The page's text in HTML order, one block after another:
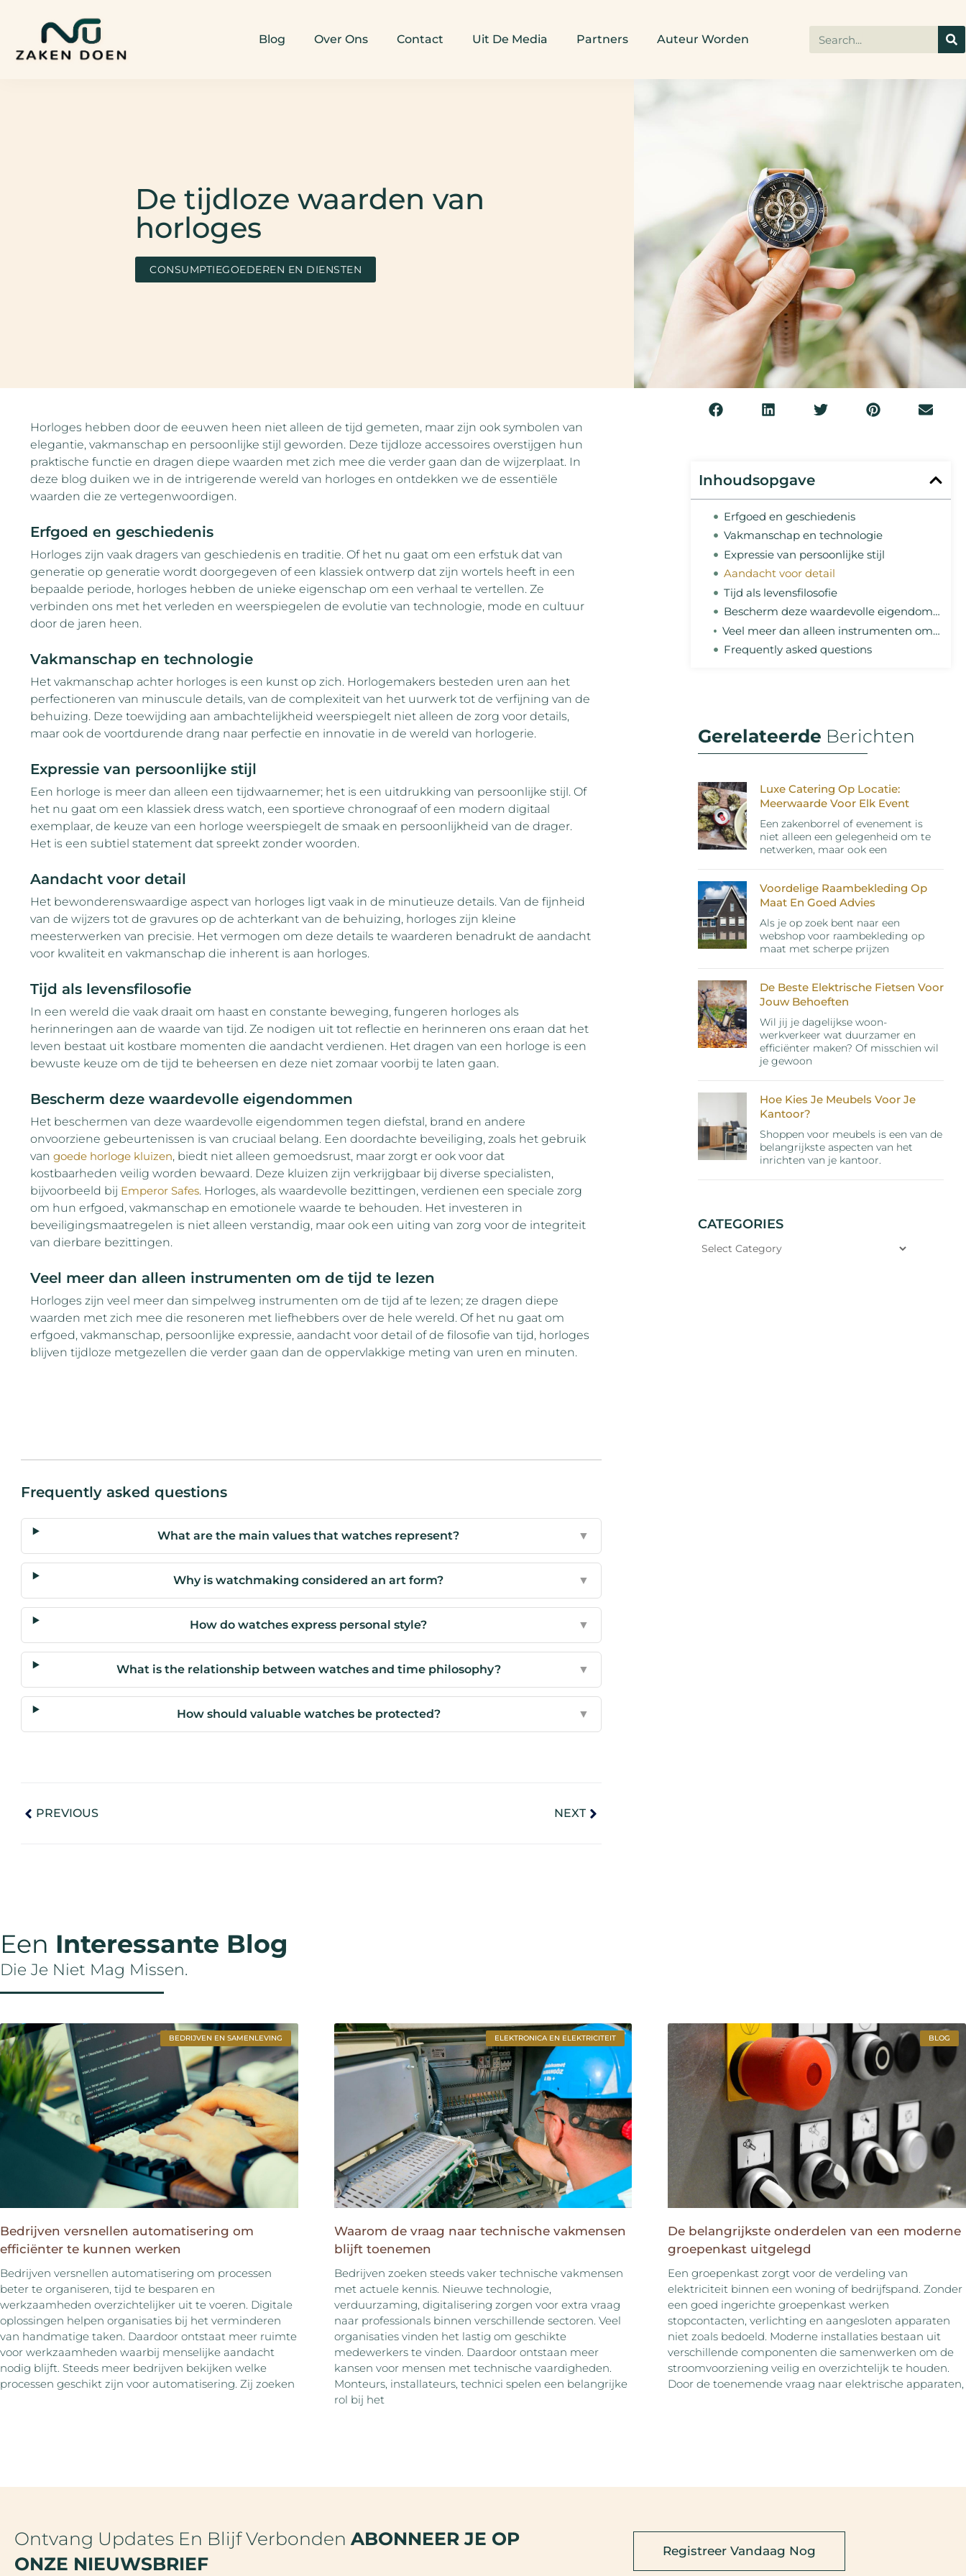
Blog Over Ons Contact Uit De Media Partners Auteur Worden
De tijdloze waarden van
horloges
CONSUMPTIEGOEDEREN EN DIENSTEN
Horloges hebben door de eeuwen heen niet alleen de tijd gemeten, maar zijn ook symbolen van
elegantie, vakmanschap en persoonlijke stijl geworden. Deze tijdloze accessoires overstijgen hun
praktische functie en dragen diepe waarden met zich mee die verder gaan dan de wijzerplaat. In
deze blog duiken we in de intrigerende wereld van horloges en ontdekken we de essentiële
waarden die ze vertegenwoordigen.
Erfgoed en geschiedenis
Horloges zijn vaak dragers van geschiedenis en traditie. Of het nu gaat om een erfstuk dat van
generatie op generatie wordt doorgegeven of een klassiek ontwerp dat zijn wortels heeft in een
bepaalde periode, horloges hebben de unieke eigenschap om een verhaal te vertellen. Ze
verbinden ons met het verleden en weerspiegelen de evolutie van technologie, mode en cultuur
door de jaren heen.
Vakmanschap en technologie
Het vakmanschap achter horloges is een kunst op zich. Horlogemakers besteden uren aan het
perfectioneren van minuscule details, van de complexiteit van het uurwerk tot de verfijning van de
behuizing. Deze toewijding aan ambachtelijkheid weerspiegelt niet alleen de zorg voor details,
maar ook de voortdurende drang naar perfectie en innovatie in de wereld van horlogerie.
Expressie van persoonlijke stijl
Een horloge is meer dan alleen een tijdwaarnemer; het is een uitdrukking van persoonlijke stijl. Of
het nu gaat om een klassiek dress watch, een sportieve chronograaf of een modern digitaal
exemplaar, de keuze van een horloge weerspiegelt de smaak en persoonlijkheid van de drager.
Het is een subtiel statement dat spreekt zonder woorden.
Aandacht voor detail
Het bewonderenswaardige aspect van horloges ligt vaak in de minutieuze details. Van de fijnheid
van de wijzers tot de gravures op de achterkant van de behuizing, horloges zijn kleine
meesterwerken van precisie. Het vermogen om deze details te waarderen benadrukt de aandacht
voor kwaliteit en vakmanschap die inherent is aan horloges.
Tijd als levensfilosofie
In een wereld die vaak draait om haast en constante beweging, fungeren horloges als
herinneringen aan de waarde van tijd. Ze nodigen uit tot reflectie en herinneren ons eraan dat het
leven bestaat uit kostbare momenten die aandacht verdienen. Het dragen van een horloge is een
bewuste keuze om de tijd te beheersen en deze niet zomaar voorbij te laten gaan.
Bescherm deze waardevolle eigendommen
Het beschermen van deze waardevolle eigendommen tegen diefstal, brand en andere
onvoorziene gebeurtenissen is van cruciaal belang. Een doordachte beveiliging, zoals het gebruik
van goede horloge kluizen, biedt niet alleen gemoedsrust, maar zorgt er ook voor dat
kostbaarheden veilig worden bewaard. Deze kluizen zijn verkrijgbaar bij diverse specialisten,
bijvoorbeeld bij Emperor Safes. Horloges, als waardevolle bezittingen, verdienen een speciale zorg
om hun erfgoed, vakmanschap en emotionele waarde te behouden. Het investeren in
beveiligingsmaatregelen is niet alleen verstandig, maar ook een uiting van zorg voor de integriteit
van dierbare bezittingen.
Veel meer dan alleen instrumenten om de tijd te lezen
Horloges zijn veel meer dan simpelweg instrumenten om de tijd af te lezen; ze dragen diepe
waarden met zich mee die resoneren met liefhebbers over de hele wereld. Of het nu gaat om
erfgoed, vakmanschap, persoonlijke expressie, aandacht voor detail of de filosofie van tijd, horloges
blijven tijdloze metgezellen die verder gaan dan de oppervlakkige meting van uren en minuten.
Frequently asked questions
What are the main values that watches represent? ▼
Why is watchmaking considered an art form? ▼
How do watches express personal style? ▼
What is the relationship between watches and time philosophy? ▼
How should valuable watches be protected? ▼
PREVIOUS NEXT
Inhoudsopgave
Erfgoed en geschiedenis
Vakmanschap en technologie
Expressie van persoonlijke stijl
Aandacht voor detail
Tijd als levensfilosofie
Bescherm deze waardevolle eigendommen
Veel meer dan alleen instrumenten om de tijd te lezen
Frequently asked questions
Gerelateerde Berichten
Luxe Catering Op Locatie:
Meerwaarde Voor Elk Event
Een zakenborrel of evenement is
niet alleen een gelegenheid om te
netwerken, maar ook een
Voordelige Raambekleding Op
Maat En Goed Advies
Als je op zoek bent naar een
webshop voor raambekleding op
maat met scherpe prijzen
De Beste Elektrische Fietsen Voor
Jouw Behoeften
Wil jij je dagelijkse woon-
werkverkeer wat duurzamer en
efficiënter maken? Of misschien wil
je gewoon
Hoe Kies Je Meubels Voor Je
Kantoor?
Shoppen voor meubels is een van de
belangrijkste aspecten van het
inrichten van je kantoor.
CATEGORIES
Een Interessante Blog
Die Je Niet Mag Missen.
BEDRIJVEN EN SAMENLEVING
Bedrijven versnellen automatisering om
efficiënter te kunnen werken
Bedrijven versnellen automatisering om processen
beter te organiseren, tijd te besparen en
werkzaamheden overzichtelijker uit te voeren. Digitale
oplossingen helpen organisaties bij het verminderen
van handmatige taken. Daardoor ontstaat meer ruimte
voor werkzaamheden waarbij menselijke aandacht
nodig blijft. Steeds meer bedrijven bekijken welke
processen geschikt zijn voor automatisering. Zij zoeken
ELEKTRONICA EN ELEKTRICITEIT
Waarom de vraag naar technische vakmensen
blijft toenemen
Bedrijven zoeken steeds vaker technische vakmensen
met actuele kennis. Nieuwe technologie,
verduurzaming, digitalisering zorgen voor extra vraag
naar professionals binnen verschillende sectoren. Veel
organisaties vinden het lastig om geschikte
medewerkers te vinden. Daardoor ontstaan meer
kansen voor mensen met technische vaardigheden.
Monteurs, installateurs, technici spelen een belangrijke
rol bij het
BLOG
De belangrijkste onderdelen van een moderne
groepenkast uitgelegd
Een groepenkast zorgt voor de verdeling van
elektriciteit binnen een woning of bedrijfspand. Zonder
een goed ingerichte groepenkast werken
stopcontacten, verlichting en aangesloten apparaten
niet zoals bedoeld. Moderne installaties bestaan uit
verschillende componenten die samenwerken om de
stroomvoorziening veilig en overzichtelijk te houden.
Door de toenemende vraag naar elektrische apparaten,
Ontvang Updates En Blijf Verbonden ABONNEER JE OP
ONZE NIEUWSBRIEF
Registreer Vandaag Nog